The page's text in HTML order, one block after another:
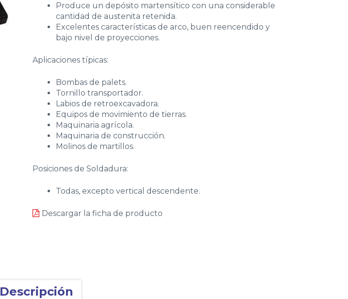
Produce un depósito martensítico con una considerable
cantidad de austenita retenida.
Excelentes características de arco, buen reencendido y
bajo nivel de proyecciones.
Aplicaciones típicas:
Bombas de palets.
Tornillo transportador.
Labios de retroexcavadora.
Equipos de movimiento de tierras.
Maquinaria agrícola.
Maquinaria de construcción.
Molinos de martillos.
Posiciones de Soldadura:
Todas, excepto vertical descendente.
Descargar la ficha de producto
Descripción